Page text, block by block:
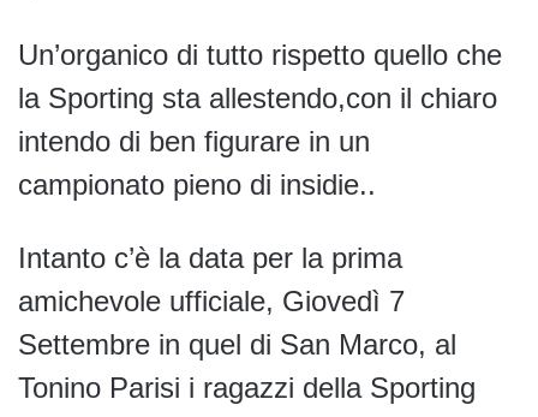
Un’organico di tutto rispetto quello che
la Sporting sta allestendo,con il chiaro
intendo di ben figurare in un
campionato pieno di insidie..
Intanto c’è la data per la prima
amichevole ufficiale, Giovedì 7
Settembre in quel di San Marco, al
Tonino Parisi i ragazzi della Sporting